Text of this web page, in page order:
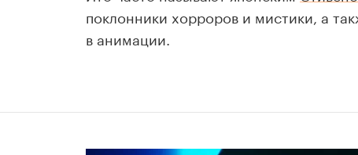
поклонники хорроров и мистики, а
в анимации.